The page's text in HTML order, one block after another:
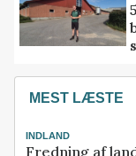
MEST LÆSTE
INDLAND
Fredning af